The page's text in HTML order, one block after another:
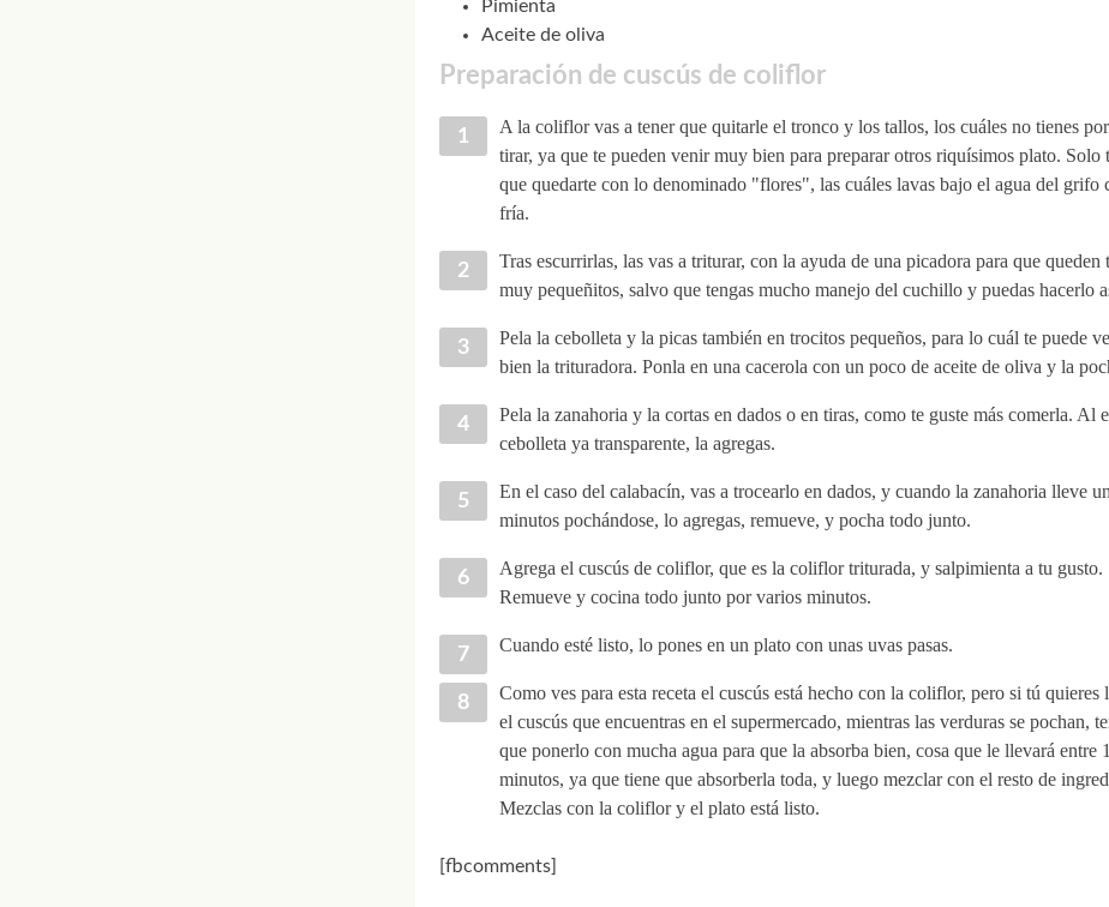
Pimienta
Aceite de oliva
Preparación de cuscús de coliflor
A la coliflor vas a tener que quitarle el tronco y los tallos, los cuáles no tienes
tirar, ya que te pueden venir muy bien para preparar otros riquísimos plato. Solo
que quedarte con lo denominado "flores", las cuáles lavas bajo el agua del grifo
fría.
Tras escurrirlas, las vas a triturar, con la ayuda de una picadora para que queden
muy pequeñitos, salvo que tengas mucho manejo del cuchillo y puedas hacerlo
Pela la cebolleta y la picas también en trocitos pequeños, para lo cuál te puede
bien la trituradora. Ponla en una cacerola con un poco de aceite de oliva y la
Pela la zanahoria y la cortas en dados o en tiras, como te guste más comerla. Al
cebolleta ya transparente, la agregas.
En el caso del calabacín, vas a trocearlo en dados, y cuando la zanahoria lleve
minutos pochándose, lo agregas, remueve, y pocha todo junto.
Agrega el cuscús de coliflor, que es la coliflor triturada, y salpimienta a tu gusto.
Remueve y cocina todo junto por varios minutos.
Cuando esté listo, lo pones en un plato con unas uvas pasas.
Como ves para esta receta el cuscús está hecho con la coliflor, pero si tú quieres
el cuscús que encuentras en el supermercado, mientras las verduras se pochan,
que ponerlo con mucha agua para que la absorba bien, cosa que le llevará entre
minutos, ya que tiene que absorberla toda, y luego mezclar con el resto de
Mezclas con la coliflor y el plato está listo.
[fbcomments]